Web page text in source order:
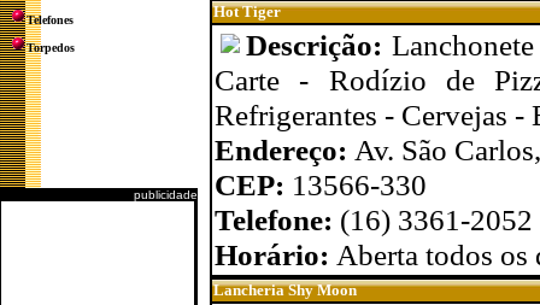
Telefones
Torpedos
publicidade
Hot Tiger
Descrição:
Carte - Rodízio de
Refrigerantes - Cervejas -
Endereço: Av. São
CEP: 13566-330
Telefone: (16) 3361-
Horário: Aberta todos os
Lancheria Shy Moon